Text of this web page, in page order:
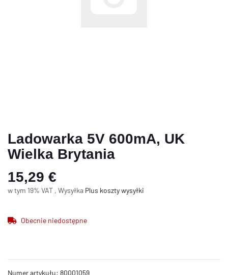
Ladowarka 5V 600mA, UK
Wielka Brytania
15,29 €
w tym 19% VAT , Wysyłka Plus koszty wysyłki
Obecnie niedostępne
Numer artykułu: 80001059